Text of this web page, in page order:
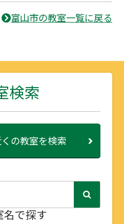
富山市の教室一覧に戻る
検索
の教室を検索
名で探す